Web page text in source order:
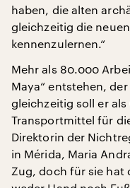
haben, die alten
gleichzeitig die
kennenzulernen.“
Mehr als 80.000
Maya“ entstehen,
gleichzeitig soll er
Transportmittel für
Direktorin der
in Mérida, Maria
Zug, doch für sie hat